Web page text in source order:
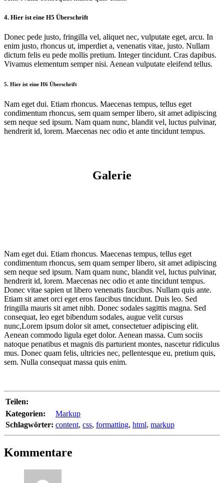
4. Hier isteine H5 Überschrift
Donec pede justo, fringilla vel, aliquet nec, vulputate eget, arcu. In
enim justo, rhoncus ut, imperdiet a, venenatis vitae, justo. Nullam
dictum felis eu pede mollis pretium. Integer tincidunt. Cras dapibus.
Vivamus elementum semper nisi. Aenean vulputate eleifend tellus.
5. Hier ist eine H6 Überschrift
Nam eget dui. Etiam rhoncus. Maecenas tempus, tellus eget
condimentum rhoncus, sem quam semper libero, sit amet adipiscing
sem neque sed ipsum. Nam quam nunc, blandit vel, luctus pulvinar,
hendrerit id, lorem. Maecenas nec odio et ante tincidunt tempus.
Galerie
Nam eget dui. Etiam rhoncus. Maecenas tempus, tellus eget
condimentum rhoncus, sem quam semper libero, sit amet adipiscing
sem neque sed ipsum. Nam quam nunc, blandit vel, luctus pulvinar,
hendrerit id, lorem. Maecenas nec odio et ante tincidunt tempus.
Donec vitae sapien ut libero venenatis faucibus. Nullam quis ante.
Etiam sit amet orci eget eros faucibus tincidunt. Duis leo. Sed
fringilla mauris sit amet nibh. Donec sodales sagittis magna. Sed
consequat, leo eget bibendum sodales, augue velit cursus
nunc,Lorem ipsum dolor sit amet, consectetuer adipiscing elit.
Aenean commodo ligula eget dolor. Aenean massa. Cum sociis
natoque penatibus et magnis dis parturient montes, nascetur ridiculus
mus. Donec quam felis, ultricies nec, pellentesque eu, pretium quis,
sem. Nulla consequat massa quis enim.
Teilen:
Kategorien:
Markup
Schlagwörter: content, css, formatting, html, markup
Kommentare